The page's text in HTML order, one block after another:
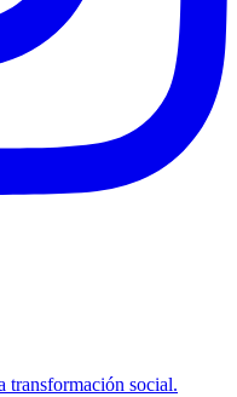
transformación social.